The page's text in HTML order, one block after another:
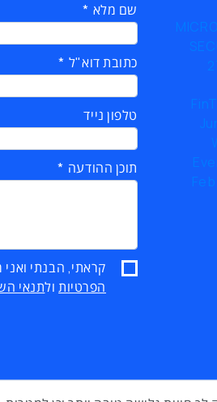
שם מלא
כתובת דוא"ל
טלפון נייד
תוכן ההודעה
קראתי, הבנתי
הפרטיותולתנאי